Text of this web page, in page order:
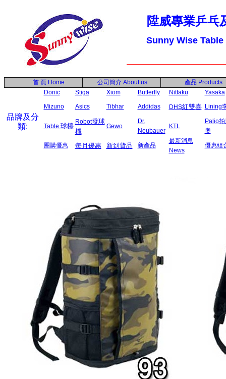
陞威專業乒乓
Sunny Wise
首 頁 Home 公司簡介 About us 產品 Products
品牌及分
類:
Donic Stiga Xiom Butterfly Nittaku
Yasaka
Mizuno
Asics Tibhar Addidas DHS紅雙喜 Lining
Table 球檯
Robot發球
機
Gewo
Dr.
Neubauer
KTL
Palio拍
奧
團購優惠 每月優惠 新到貨品 新產品
最新消息
News
優惠組